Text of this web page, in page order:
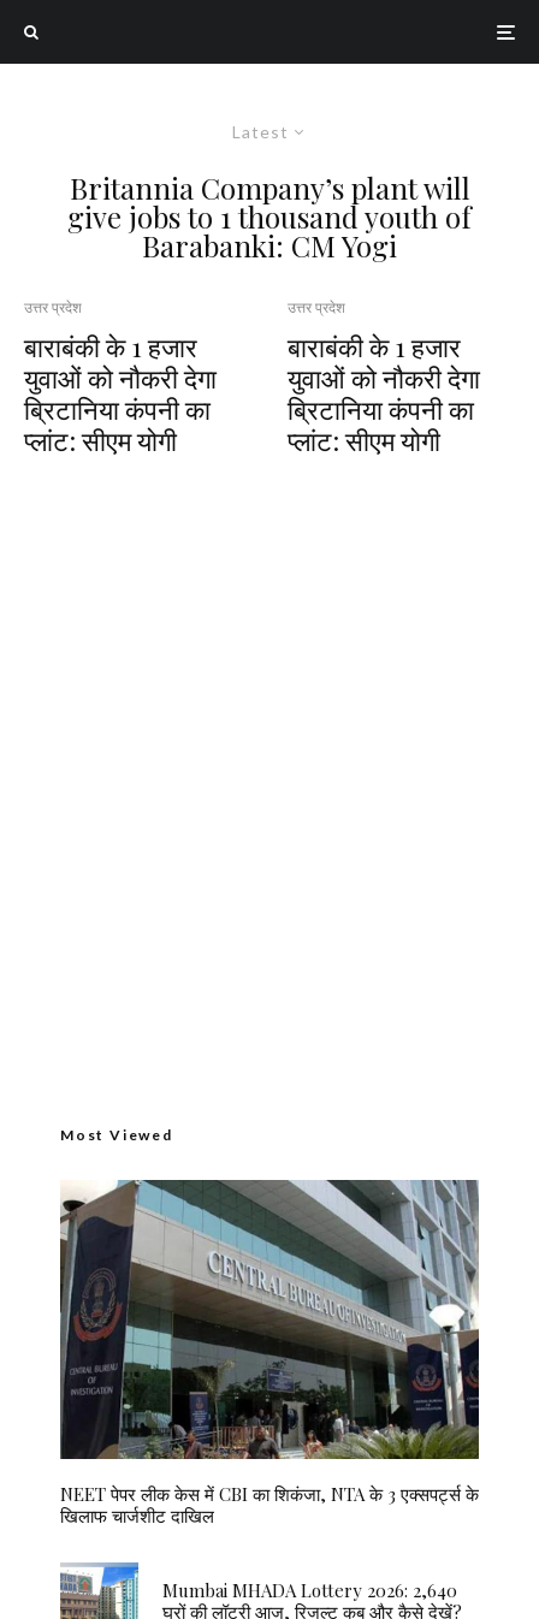
Latest
Britannia Company’s plant will
give jobs to 1 thousand youth of
Barabanki: CM Yogi
उत्तर प्रदेश
बाराबंकी के 1 हजार
युवाओं को नौकरी देगा
ब्रिटानिया कंपनी का
प्लांट: सीएम योगी
उत्तर प्रदेश
बाराबंकी के 1 हजार
युवाओं को नौकरी देगा
ब्रिटानिया कंपनी का
प्लांट: सीएम योगी
Most Viewed
NEET पेपर लीक केस में CBI का शिकंजा, NTA के 3 एक्सपर्ट्स के
खिलाफ चार्जशीट दाखिल
Mumbai MHADA Lottery 2026: 2,640
घरों की लॉटरी आज, रिजल्ट कब और कैसे देखें?